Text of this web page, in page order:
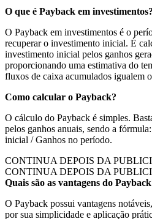
O que é Payback em investimentos?
O Payback em investimentos é o
recuperar o investimento inicial. É
investimento inicial pelos ganhos
proporcionando uma estimativa do
fluxos de caixa acumulados igualem
Como calcular o Payback?
O cálculo do Payback é simples.
pelos ganhos anuais, sendo a
inicial / Ganhos no período.
CONTINUA DEPOIS DA
CONTINUA DEPOIS DA
Quais são as vantagens do
O Payback possui vantagens
por sua simplicidade e aplicação